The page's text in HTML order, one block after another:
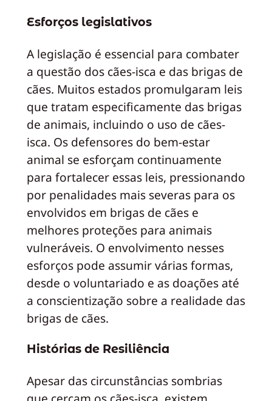
Esforços legislativos
A legislação é essencial para combater
a questão dos cães-isca e das brigas de
cães. Muitos estados promulgaram leis
que tratam especificamente das brigas
de animais, incluindo o uso de cães-
isca. Os defensores do bem-estar
animal se esforçam continuamente
para fortalecer essas leis, pressionando
por penalidades mais severas para os
envolvidos em brigas de cães e
melhores proteções para animais
vulneráveis. O envolvimento nesses
esforços pode assumir várias formas,
desde o voluntariado e as doações até
a conscientização sobre a realidade das
brigas de cães.
Histórias de Resiliência
Apesar das circunstâncias sombrias